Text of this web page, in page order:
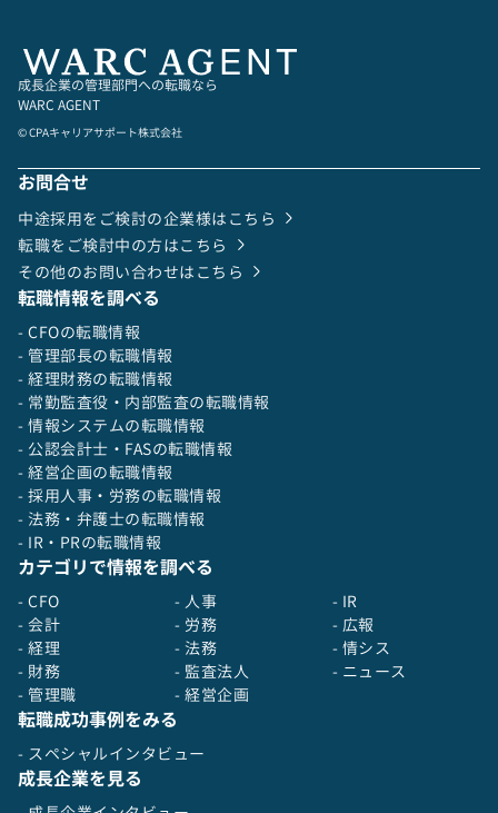
- freee（会計ソフト）
- バクラク請求書管理
■ 現在の課題と取り組み
------------------------------------
事業の急拡大に伴い、経理オペレーションはまだ
発展途上の段階です。
請求処理や仕訳などの基本業務において、ヒュー
マンエラーや手戻りが発生するケースもあり、
正確でスピーディな数字を生み出す仕組みづくり
が大きなテーマになっています。
その解決に向けて、現在は以下のような取り組み
を進めています。
▼ 会計データの可視化・活用
freeeの会計データをDatabricks上で可視化し、
リアルタイムで経理データを分析できる仕組みを
構築。
今後は、財務会計と管理会計の整合性を高め、経
営判断に直結するデータ活用を目指しています。
▼ 経理オペレーションの標準化・フロー整備
請求書処理や承認フローなど、属人的になりやす
できるオペレーション体制を構築中です。
【仕事の魅力・得られる経験】
値・戦略を扱える
プで身につく
門性を広げられる
・プロフェッショナル人材が集まるチームで成長
できる
・上場企業の複数事業を横断的に理解できる希少
な環境
成長企業の管理部門への転職なら
WARC AGENT
© CPAキャリアサポート株式会社
お問合せ
中途採用をご検討の企業様はこちら
転職をご検討中の方はこちら
その他のお問い合わせはこちら
転職情報を調べる
- CFOの転職情報
- 管理部長の転職情報
- 経理財務の転職情報
- 常勤監査役・内部監査の転職情報
- 情報システムの転職情報
- 公認会計士・FASの転職情報
- 経営企画の転職情報
- 採用人事・労務の転職情報
- 法務・弁護士の転職情報
- IR・PRの転職情報
カテゴリで情報を調べる
- CFO
- 会計
- 経理
- 財務
- 管理職
- 人事
- 労務
- 法務
- 監査法人
- 経営企画
- IR
- 広報
- 情シス
- ニュース
転職成功事例をみる
- スペシャルインタビュー
成長企業を見る